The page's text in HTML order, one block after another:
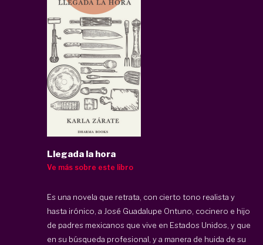
Llegada la hora
Ve más sobre este libro
Es una novela que retrata, con cierto tono realista y
hasta irónico, a José Guadalupe Ontuno, cocinero e hijo
de padres mexicanos que vive en Estados Unidos, y que
en su búsqueda profesional, y a manera de huida de su